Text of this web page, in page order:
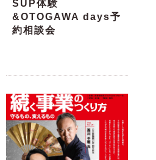
SUP体験
&OTOGAWA days予
約相談会